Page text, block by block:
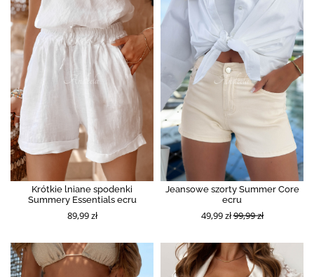
Krótkie lniane spodenki
Summery Essentials ecru
89,99 zł
Jeansowe szorty Summer Core
ecru
49,99 zł99,99 zł